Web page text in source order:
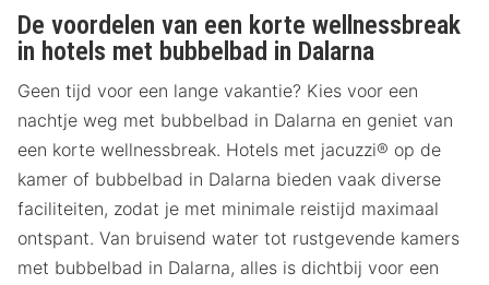
De voordelen van een korte wellnessbreak
in hotels met bubbelbad in Dalarna
Geen tijd voor een lange vakantie? Kies voor een
nachtje weg met bubbelbad in Dalarna en geniet van
een korte wellnessbreak. Hotels met jacuzzi® op de
kamer of bubbelbad in Dalarna bieden vaak diverse
faciliteiten, zodat je met minimale reistijd maximaal
ontspant. Van bruisend water tot rustgevende kamers
met bubbelbad in Dalarna, alles is dichtbij voor een